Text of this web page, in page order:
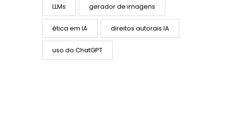
LLMs gerador de imagens
ética em IA direitos autorais IA
uso do ChatGPT